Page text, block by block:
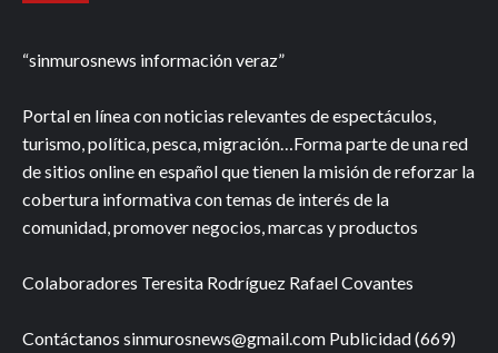
“sinmurosnews información veraz”
Portal en línea con noticias relevantes de espectáculos,
turismo, política, pesca, migración…Forma parte de una red
de sitios online en español que tienen la misión de reforzar la
cobertura informativa con temas de interés de la
comunidad, promover negocios, marcas y productos
Colaboradores Teresita Rodríguez Rafael Covantes
Contáctanos sinmurosnews@gmail.com Publicidad (669)